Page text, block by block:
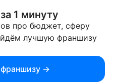
несет ответственность
Ю. А. ИНН
на businessmens.ru
1 минуту
про бюджет, сферу
лучшую франшизу
→